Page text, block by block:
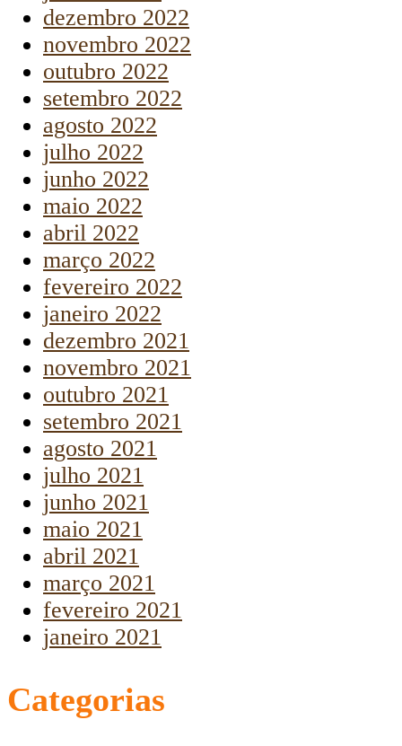
dezembro 2022
novembro 2022
outubro 2022
setembro 2022
agosto 2022
julho 2022
junho 2022
maio 2022
abril 2022
março 2022
fevereiro 2022
janeiro 2022
dezembro 2021
novembro 2021
outubro 2021
setembro 2021
agosto 2021
julho 2021
junho 2021
maio 2021
abril 2021
março 2021
fevereiro 2021
janeiro 2021
Categorias